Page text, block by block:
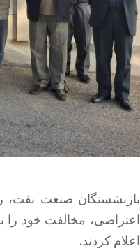
اعتراضی، مخالفت خود را
اعلام کردند.